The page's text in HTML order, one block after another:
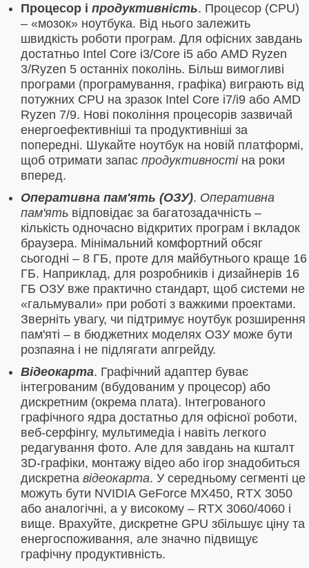
Процесор і продуктивність. Процесор (CPU)
– «мозок» ноутбука. Від нього залежить
швидкість роботи програм. Для офісних завдань
достатньо Intel Core i3/Core i5 або AMD Ryzen
3/Ryzen 5 останніх поколінь. Більш вимогливі
програми (програмування, графіка) виграють від
потужних CPU на зразок Intel Core i7/i9 або AMD
Ryzen 7/9. Нові покоління процесорів зазвичай
енергоефективніші та продуктивніші за
попередні. Шукайте ноутбук на новій платформі,
щоб отримати запас продуктивностіна роки
вперед.
Оперативна пам'ять (ОЗУ). Оперативна
пам'ять відповідає за багатозадачність –
кількість одночасно відкритих програм і вкладок
браузера. Мінімальний комфортний обсяг
сьогодні – 8 ГБ, проте для майбутнього краще 16
ГБ. Наприклад, для розробників і дизайнерів 16
ГБ ОЗУ вже практично стандарт, щоб системи не
«гальмували» при роботі з важкими проектами.
Зверніть увагу, чи підтримує ноутбук розширення
пам'яті – в бюджетних моделях ОЗУ може бути
розпаяна і не підлягати апгрейду.
Відеокарта. Графічний адаптер буває
інтегрованим (вбудованим у процесор) або
дискретним (окрема плата). Інтегрованого
графічного ядра достатньо для офісної роботи,
веб-серфінгу, мультимедіа і навіть легкого
редагування фото. Але для завдань на кшталт
3D-графіки, монтажу відео або ігор знадобиться
дискретна відеокарта. У середньому сегменті це
можуть бути NVIDIA GeForce MX450, RTX 3050
або аналогічні, а у високому – RTX 3060/4060 і
вище. Врахуйте, дискретне GPU збільшує ціну та
енергоспоживання, але значно підвищує
графічну продуктивність.